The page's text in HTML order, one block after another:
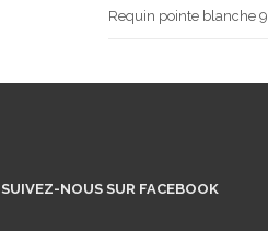
Requin pointe blanche 9
SUIVEZ-NOUS SUR FACEBOOK